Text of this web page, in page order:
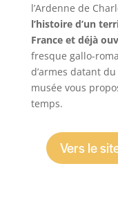
l’Ardenne de
l’histoire d’un
France et déjà
fresque gallo-
d’armes datant
musée vous
temps.
Vers le